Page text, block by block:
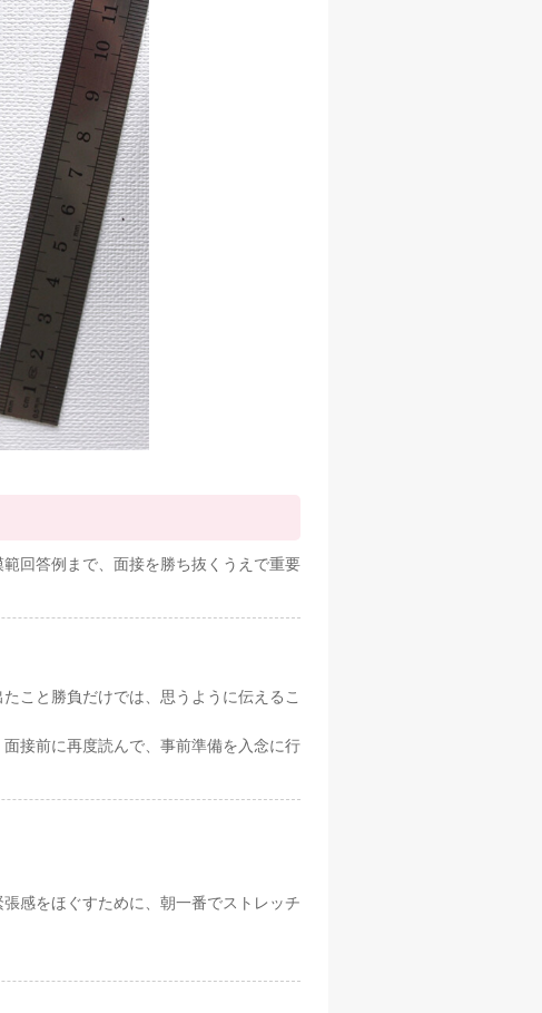
回答例まで、面接を勝ち抜くうえで重要
こと勝負だけでは、思うように伝えるこ
接前に再度読んで、事前準備を入念に行
感をほぐすために、朝一番でストレッチ